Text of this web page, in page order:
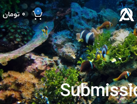
0
0 تومان